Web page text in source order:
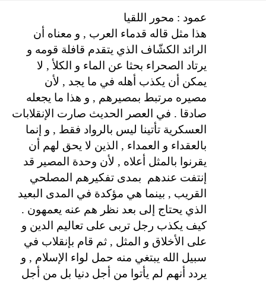
عمود : محور اللقيا
هذا مثل قاله قدماء العرب , و معناه أن
الرائد الكشّاف الذي يتقدم قافلة قومه و
يرتاد الصحراء بحثا عن الماء و الكلأ , لا
يمكن أن يكذب أهله في ما يجد , لأن
مصيره مرتبط بمصيرهم , و هذا ما يجعله
صادقا . في العصر الحديث صارت الإنقلابات
العسكرية تأتينا ليس بالرواد فقط , و إنما
بالعقداء و العمداء , الذين لا يحق لهم أن
يقرنوا بالمثل أعلاه , لأن وحدة المصير قد
إنتفت عندهم
بمدى تفكيرهم المصلحي
القريب , بينما هي مؤكدة في المدى البعيد
الذي يحتاج إلى بعد نظر هم عنه يعمهون .
كيف يكذب رجل تربى على تعاليم الدين و
على الأخلاق و المثل , ثم قام بإنقلاب في
سبيل الله يبتغي منه حمل لواء الإسلام , و
يردد أنهم لم يأتوا من أجل دنيا بل من أجل